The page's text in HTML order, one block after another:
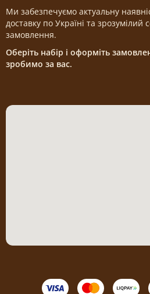
Ми забезпечуємо актуальну
доставку по Україні та зрозумілий
замовлення.
Оберіть набір і оформіть
зробимо за вас.